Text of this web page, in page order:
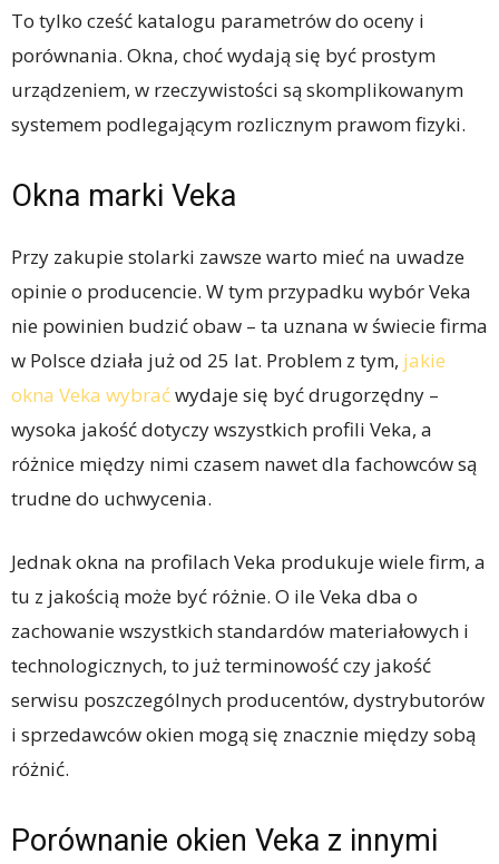
To tylko cześć katalogu parametrów do oceny i
porównania. Okna, choć wydają się być prostym
urządzeniem, w rzeczywistości są skomplikowanym
systemem podlegającym rozlicznym prawom fizyki.
Okna marki Veka
Przy zakupie stolarki zawsze warto mieć na uwadze
opinie o producencie. W tym przypadku wybór Veka
nie powinien budzić obaw – ta uznana w świecie firma
w Polsce działa już od 25 lat. Problem z tym, jakie
okna Veka wybraćwydaje się być drugorzędny –
wysoka jakość dotyczy wszystkich profili Veka, a
różnice między nimi czasem nawet dla fachowców są
trudne do uchwycenia.
Jednak okna na profilach Veka produkuje wiele firm, a
tu z jakością może być różnie. O ile Veka dba o
zachowanie wszystkich standardów materiałowych i
technologicznych, to już terminowość czy jakość
serwisu poszczególnych producentów, dystrybutorów
i sprzedawców okien mogą się znacznie między sobą
różnić.
Porównanie okien Veka z innymi